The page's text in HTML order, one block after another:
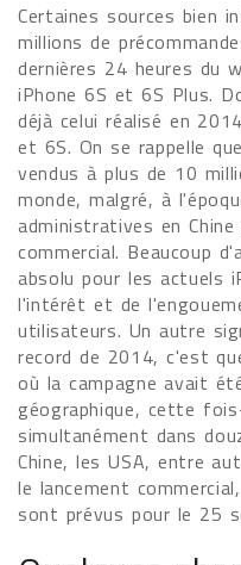
Certaines sources bien
millions de
dernières 24 heures du
iPhone 6S et 6S Plus.
déjà celui réalisé en
et 6S. On se rappelle
vendus à plus de 10
monde, malgré, à
administratives en
commercial. Beaucoup
absolu pour les actuels
l'intérêt et de
utilisateurs. Un autre
record de 2014, c'est
où la campagne avait
géographique, cette
simultanément dans
Chine, les USA, entre
le lancement
sont prévus pour le 25